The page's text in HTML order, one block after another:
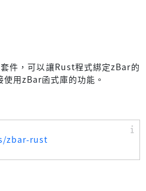
件，可以讓Rust程式綁定zBar的
用zBar函式庫的功能。
zbar-rust